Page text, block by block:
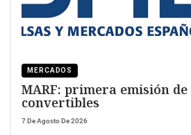
MERCADOS
MARF: primera emisión de
convertibles
7 De Agosto De 2026